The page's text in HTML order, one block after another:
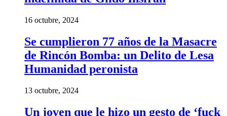
16 octubre, 2024
Se cumplieron 77 años de la Masacre
de Rincón Bomba: un Delito de Lesa
Humanidad peronista
13 octubre, 2024
Un joven que le hizo un gesto de ‘fuck